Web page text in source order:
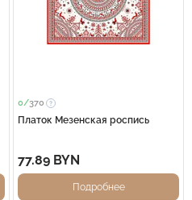
0/370
Платок Мезенская роспись
77.89 BYN
Подробнее